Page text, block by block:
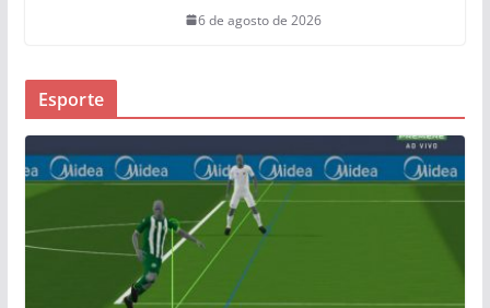
6 de agosto de 2026
Esporte